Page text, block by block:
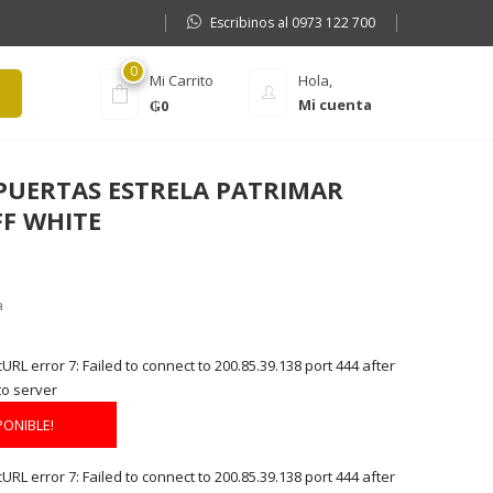
Escribinos al 0973 122 700
Hola,
Mi cuenta
0
Mi Carrito
₲0
ESTRELA PATRIMAR
WHITE
error 7: Failed to connect to 200.85.39.138 port 444 after
server
error 7: Failed to connect to 200.85.39.138 port 444 after